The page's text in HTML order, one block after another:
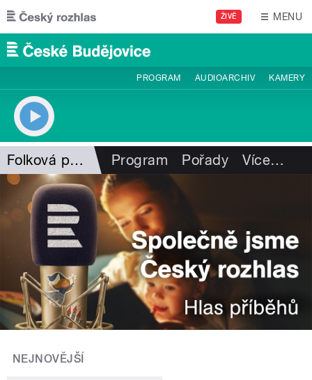
Přejít k hlavnímu obsahu
ŽIVĚ MENU
PROGRAM AUDIOARCHIV KAMERY
Folková pohlazení Program Pořady Více…
NEJNOVĚJŠÍ